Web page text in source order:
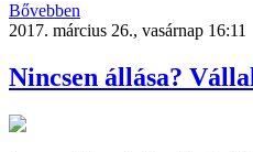
Bővebben
2017. március 26., vasárnap 16:11
Nincsen állása?